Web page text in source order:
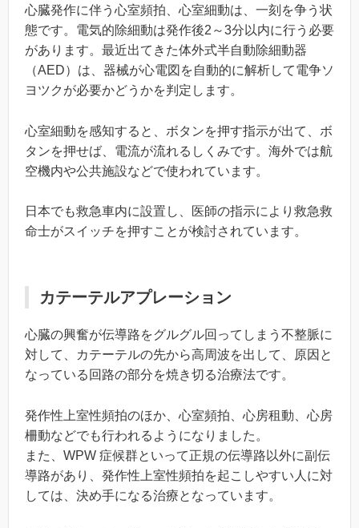
心臓発作に伴う心室頻拍、心室細動は、一刻を争う状
態です。電気的除細動は発作後2～3分以内に行う必要
があります。最近出てきた体外式半自動除細動器
（AED）は、器械が心電図を自動的に解析して電争ソ
ヨツクが必要かどうかを判定します。
心室細動を感知すると、ボタンを押す指示が出て、ボ
タンを押せば、電流が流れるしくみです。海外では航
空機内や公共施設などで使われています。
日本でも救急車内に設置し、医師の指示により救急救
命士がスイッチを押すことが検討されています。
カテーテルアプレーション
心臓の興奮が伝導路をグルグル回ってしまう不整脈に
対して、カテーテルの先から高周波を出して、原因と
なっている回路の部分を焼き切る治療法です。
発作性上室性頻拍のほか、心室頻拍、心房租動、心房
柵動などでも行われるようになりました。
また、WPW 症候群といって正規の伝導路以外に副伝
導路があり、発作性上室性頻拍を起こしやすい人に対
しては、決め手になる治療となっています。